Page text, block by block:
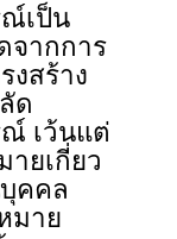
ณ์เป็น
จากการ
งสร้าง
ด
เว้นแต่
ยเกี่ยว
คคล
มาย